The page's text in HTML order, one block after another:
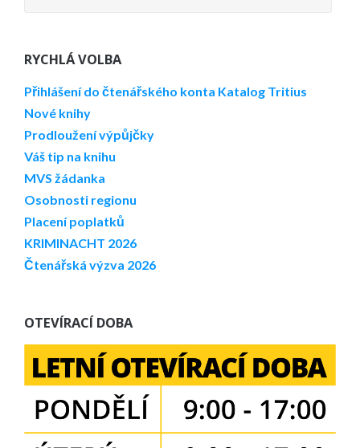
RYCHLÁ VOLBA
Přihlášení do čtenářského konta Katalog Tritius
Nové knihy
Prodloužení výpůjčky
Váš tip na knihu
MVS žádanka
Osobnosti regionu
Placení poplatků
KRIMINACHT 2026
Čtenářská výzva 2026
OTEVÍRACÍ DOBA